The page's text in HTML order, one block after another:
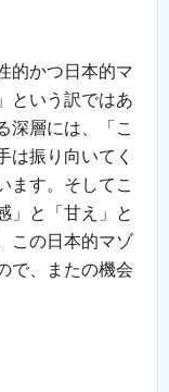
的かつ日本的マ
という訳ではあ
深層には、「こ
は振り向いてく
ます。そしてこ
」と「甘え」と
この日本的マゾ
で、またの機会